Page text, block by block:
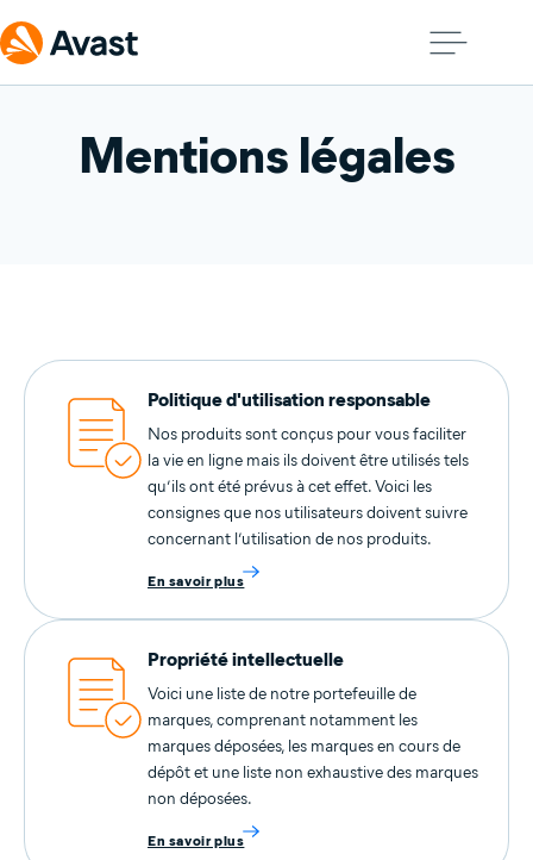
Mentions légales
Politique d'utilisation responsable
Nos produits sont conçus pour vous faciliter
la vie en ligne mais ils doivent être utilisés tels
qu’ils ont été prévus à cet effet. Voici les
consignes que nos utilisateurs doivent suivre
concernant l’utilisation de nos produits.
En savoir plus
Propriété intellectuelle
Voici une liste de notre portefeuille de
marques, comprenant notamment les
marques déposées, les marques en cours de
dépôt et une liste non exhaustive des marques
non déposées.
En savoir plus